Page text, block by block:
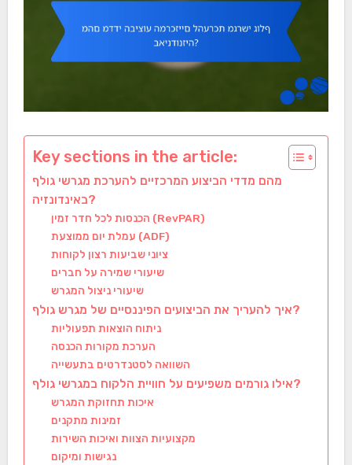
Key sections in the article:
מהם מדדי הביצוע המרכזיים להערכת מגרשי גולף
באינדונזיה?
הכנסות לכל חדר זמין (RevPAR)
עמלת יום ממוצעת (ADF)
ציוני שביעות רצון לקוחות
שיעורי שמירה על חברים
שיעורי ניצול המגרש
איך להעריך את הביצועים הפיננסיים של מגרש גולף?
ניתוח הוצאות תפעוליות
הערכת מקורות הכנסה
השוואה לסטנדרטים בתעשייה
אילו גורמים משפיעים על חוויית הלקוח במגרשי גולף?
איכות תחזוקת המגרש
זמינות מתקנים
מקצועיות הצוות ואיכות השירות
נגישות ומיקום